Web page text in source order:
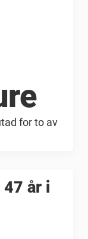
for to av
47 år i